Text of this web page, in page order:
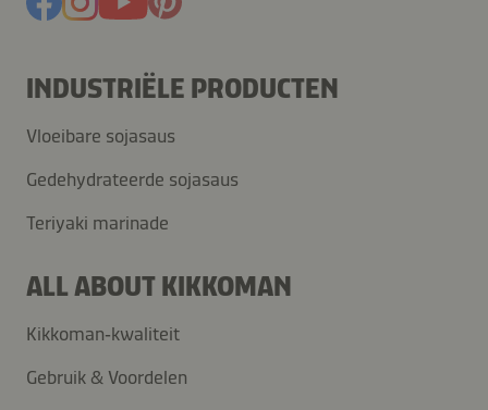
INDUSTRIËLE PRODUCTEN
Vloeibare sojasaus
Gedehydrateerde sojasaus
Teriyaki marinade
ALL ABOUT KIKKOMAN
Kikkoman‑kwaliteit
Gebruik & Voordelen